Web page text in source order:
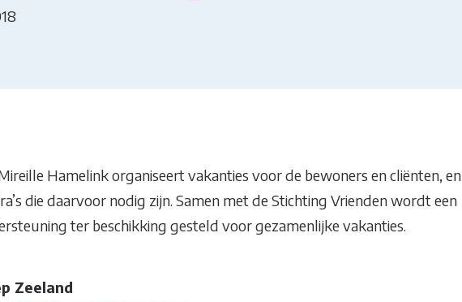
Hamelink organiseert vakanties voor de bewoners en cliënten, en
die daarvoor nodig zijn. Samen met de Stichting Vrienden wordt een
ter beschikking gesteld voor gezamenlijke vakanties.
Zeeland